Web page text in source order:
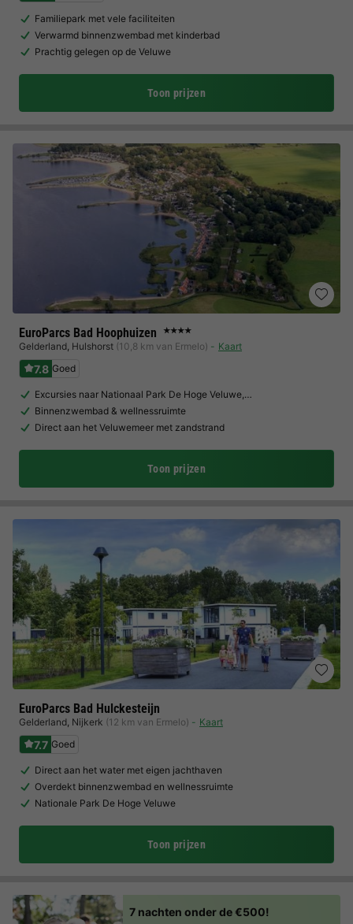
Familiepark met vele faciliteiten
Verwarmd binnenzwembad met kinderbad
Prachtig gelegen op de Veluwe
Toon prijzen
EuroParcs Bad Hoophuizen ★★★★
Gelderland, Hulshorst (10,8 km van Ermelo) Kaart
7.8 Goed
Excursies naar Nationaal Park De Hoge Veluwe,…
Binnenzwembad & wellnessruimte
Direct aan het Veluwemeer met zandstrand
Toon prijzen
EuroParcs Bad Hulckesteijn
Gelderland, Nijkerk (12 km van Ermelo) Kaart
7.7 Goed
Direct aan het water met eigen jachthaven
Overdekt binnenzwembad en wellnessruimte
Nationale Park De Hoge Veluwe
Toon prijzen
7 nachten onder de €500!